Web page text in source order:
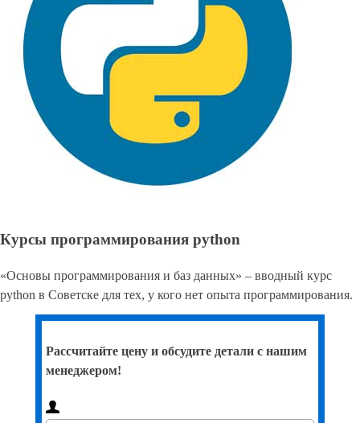
Курсы программирования python
«Основы программирования и баз данных» – вводный курс
python в Советске для тех, у кого нет опыта программирования.
Рассчитайте цену и обсудите детали с нашим
менеджером!